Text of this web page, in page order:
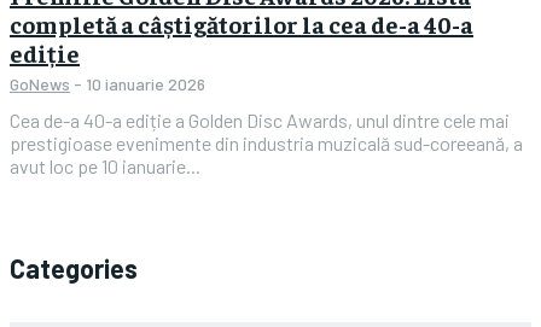
completă a câștigătorilor la cea de-a 40-a
ediție
GoNews - 10 ianuarie 2026
Cea de-a 40-a ediție a Golden Disc Awards, unul dintre cele mai
prestigioase evenimente din industria muzicală sud-coreeană, a
avut loc pe 10 ianuarie...
Categories